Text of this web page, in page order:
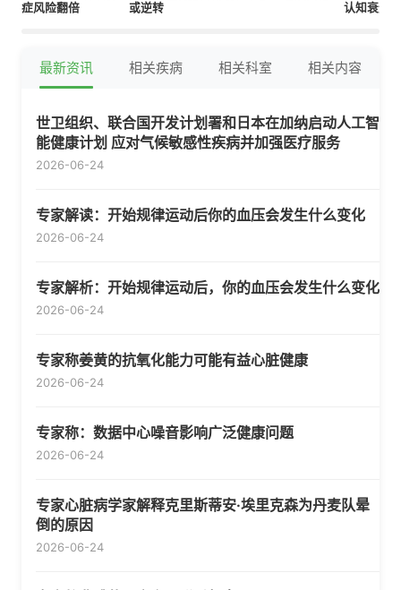
症风险翻倍
或逆转
认知衰退
最新资讯 相关疾病 相关科室 相关内容
世卫组织、联合国开发计划署和日本在加纳启动人工智
能健康计划 应对气候敏感性疾病并加强医疗服务
2026-06-24
专家解读：开始规律运动后你的血压会发生什么变化
2026-06-24
专家解析：开始规律运动后，你的血压会发生什么变化
2026-06-24
专家称姜黄的抗氧化能力可能有益心脏健康
2026-06-24
专家称：数据中心噪音影响广泛健康问题
2026-06-24
专家心脏病学家解释克里斯蒂安·埃里克森为丹麦队晕
倒的原因
2026-06-24